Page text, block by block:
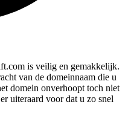
is veilig en gemakkelijk.
van de domeinnaam die u
domein onverhoopt toch niet
uiteraard voor dat u zo snel